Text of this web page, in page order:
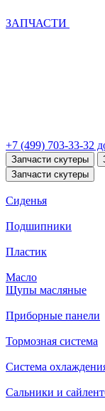
ЗАПЧАСТИ
+7 (499) 703-33-32
Запчасти скутеры
Запчасти скутеры
Сиденья
Подшипники
Пластик
Масло
Щупы масляные
Приборные панели
Тормозная система
Система
Сальники и